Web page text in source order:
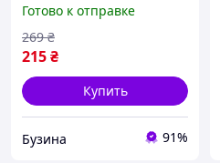
Iphone 7 plus 8 plus
papaya buzyna
Готово к отправке
215₴
269 ₴
Купить
Бузина 91%